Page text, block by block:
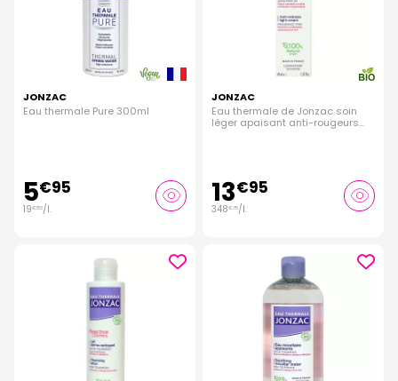
JONZAC
Eau thermale Pure 300ml
5€95
19€83/l.
JONZAC
Eau thermale de Jonzac soin
léger apaisant anti-rougeurs
13€95
348€75/l.